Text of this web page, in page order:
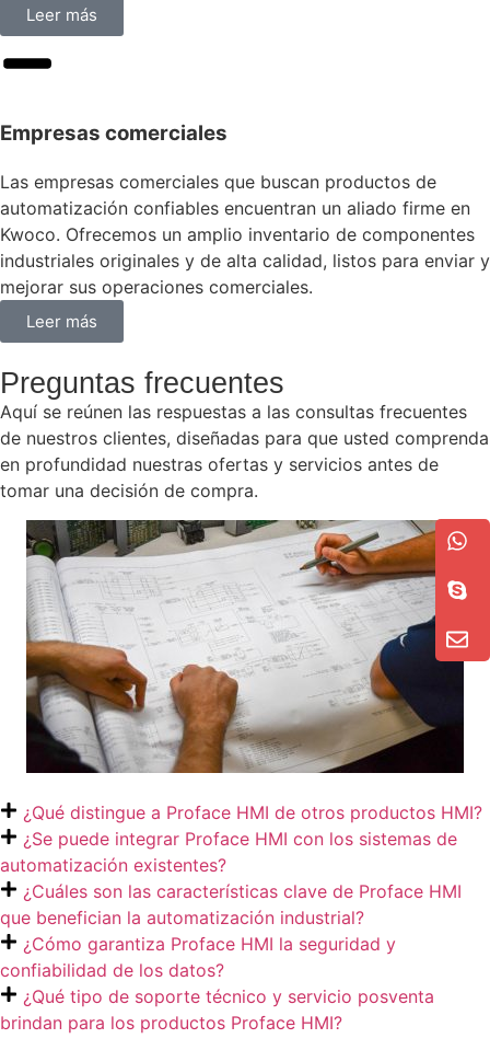
Leer más
Empresas comerciales
Las empresas comerciales que buscan productos de
automatización confiables encuentran un aliado firme en
Kwoco. Ofrecemos un amplio inventario de componentes
industriales originales y de alta calidad, listos para enviar y
mejorar sus operaciones comerciales.
Leer más
Preguntas frecuentes
Aquí se reúnen las respuestas a las consultas frecuentes
de nuestros clientes, diseñadas para que usted comprenda
en profundidad nuestras ofertas y servicios antes de
tomar una decisión de compra.
¿Qué distingue a Proface HMI de otros productos HMI?
¿Se puede integrar Proface HMI con los sistemas de
automatización existentes?
¿Cuáles son las características clave de Proface HMI
que benefician la automatización industrial?
¿Cómo garantiza Proface HMI la seguridad y
confiabilidad de los datos?
¿Qué tipo de soporte técnico y servicio posventa
brindan para los productos Proface HMI?